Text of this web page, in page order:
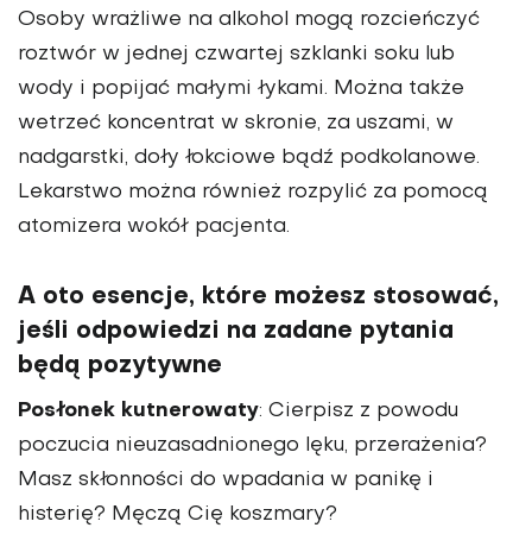
Osoby wrażliwe na alkohol mogą rozcieńczyć
roztwór w jednej czwartej szklanki soku lub
wody i popijać małymi łykami. Można także
wetrzeć koncentrat w skronie, za uszami, w
nadgarstki, doły łokciowe bądź podkolanowe.
Lekarstwo można również rozpylić za pomocą
atomizera wokół pacjenta.
A oto esencje, które możesz stosować,
jeśli odpowiedzi na zadane pytania
będą pozytywne
Posłonek kutnerowaty: Cierpisz z powodu
poczucia nieuzasadnionego lęku, przerażenia?
Masz skłonności do wpadania w panikę i
histerię? Męczą Cię koszmary?